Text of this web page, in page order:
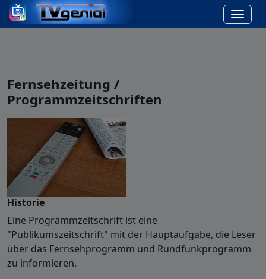
Fernsehzeitung /
Programmzeitschriften
Historie
Eine Programmzeitschrift ist eine
"Publikumszeitschrift" mit der Hauptaufgabe, die Leser
über das Fernsehprogramm und Rundfunkprogramm
zu informieren.